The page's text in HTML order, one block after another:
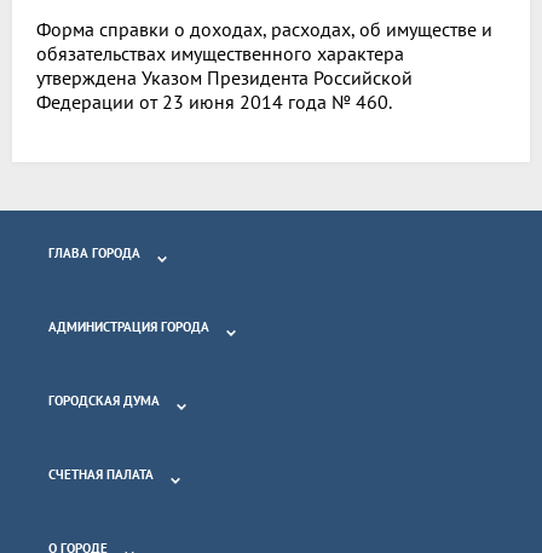
Форма справки о доходах, расходах, об имуществе и
обязательствах имущественного характера
утверждена Указом Президента Российской
Федерации от 23 июня 2014 года № 460.
ГЛАВА ГОРОДА
АДМИНИСТРАЦИЯ ГОРОДА
ГОРОДСКАЯ ДУМА
СЧЕТНАЯ ПАЛАТА
О ГОРОДЕ